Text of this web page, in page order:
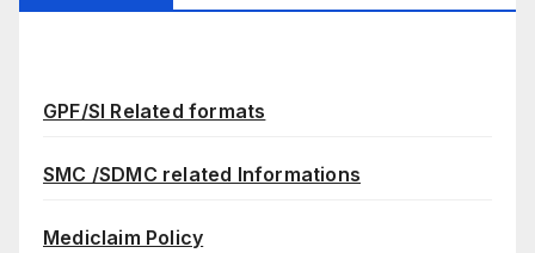
GPF/SI Related formats
SMC /SDMC related Informations
Mediclaim Policy